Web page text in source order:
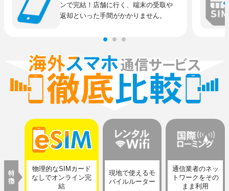
ンで完結！店舗に行く、端末の受取や
返却といった手間がかかりません。
特
徴
物理的なSIMカード
なしでオンライン完
結
現地で使えるモ
バイルルーター
通信業者のネッ
トワークをその
まま利用